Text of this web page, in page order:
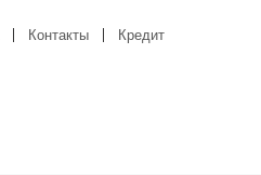
Контакты Кредит